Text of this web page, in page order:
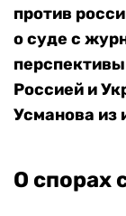
против
о суде с
Россией и
Усманова из
О спорах